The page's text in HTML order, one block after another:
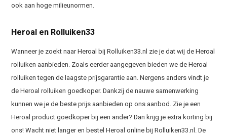
ook aan hoge milieunormen.
Heroal en Rolluiken33
Wanneer je zoekt naar Heroal bij Rolluiken33.nl zie je dat wij de Heroal
rolluiken aanbieden. Zoals eerder aangegeven bieden we de Heroal
rolluiken tegen de laagste prijsgarantie aan. Nergens anders vindt je
de Heroal rolluiken goedkoper. Dankzij de nauwe samenwerking
kunnen we je de beste prijs aanbieden op ons aanbod. Zie je een
Heroal product goedkoper bij een ander? Dan krijg je extra korting bij
ons! Wacht niet langer en bestel Heroal online bij Rolluiken33.nl. De